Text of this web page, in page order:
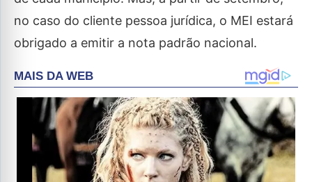
no caso do cliente pessoa jurídica, o MEI estará
obrigado a emitir a nota padrão nacional.